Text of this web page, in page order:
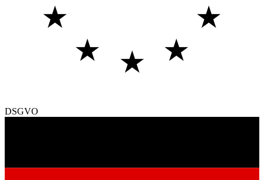
★
★
★
★
★
DSGVO